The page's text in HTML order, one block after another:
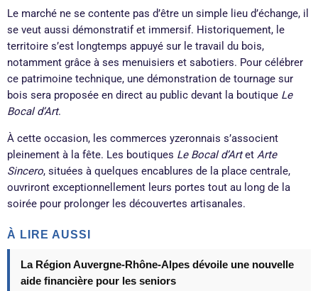
Le marché ne se contente pas d’être un simple lieu d’échange, il
se veut aussi démonstratif et immersif. Historiquement, le
territoire s’est longtemps appuyé sur le travail du bois,
notamment grâce à ses menuisiers et sabotiers. Pour célébrer
ce patrimoine technique, une démonstration de tournage sur
bois sera proposée en direct au public devant la boutique Le
Bocal d’Art.
À cette occasion, les commerces yzeronnais s’associent
pleinement à la fête. Les boutiques Le Bocal d’Artet Arte
Sincero, situées à quelques encablures de la place centrale,
ouvriront exceptionnellement leurs portes tout au long de la
soirée pour prolonger les découvertes artisanales.
À LIRE AUSSI
La Région Auvergne-Rhône-Alpes dévoile une nouvelle
aide financière pour les seniors